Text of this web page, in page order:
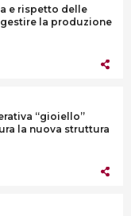
e rispetto delle
la produzione
“gioiello”
la nuova struttura